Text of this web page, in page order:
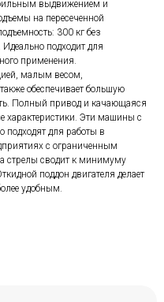
выдвижением и
на пересеченной
300 кг без
подходит для
применения.
малым весом,
обеспечивает большую
Полный привод и качающаяся
характеристики. Эти машины с
подходят для работы в
с ограниченным
стрелы сводит к минимуму
поддон двигателя делает
удобным.